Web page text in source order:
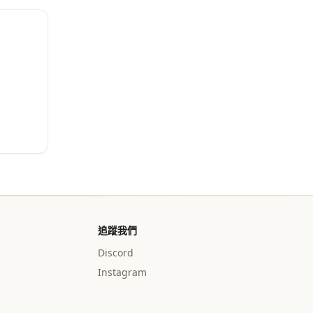
追蹤我們
Discord
Instagram